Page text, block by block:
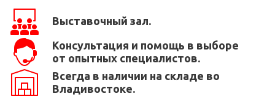
Выставочный зал.
Консультация и помощь в выборе
от опытных специалистов.
Всегда в наличии на складе во
Владивостоке.